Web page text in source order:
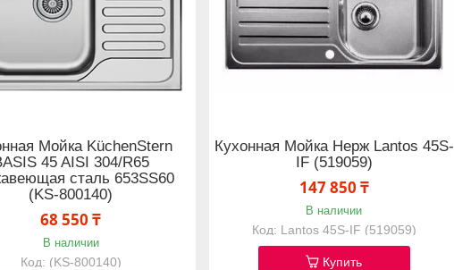
Мойка KüchenStern
45 AISI 304/R65
сталь 653SS60
(KS-800140)
68 550 ₸
В наличии
(KS-800140)
Кухонная Мойка Нерж Lantos 45S-
IF (519059)
147 850 ₸
В наличии
Lantos 45S-IF (519059)
Купить